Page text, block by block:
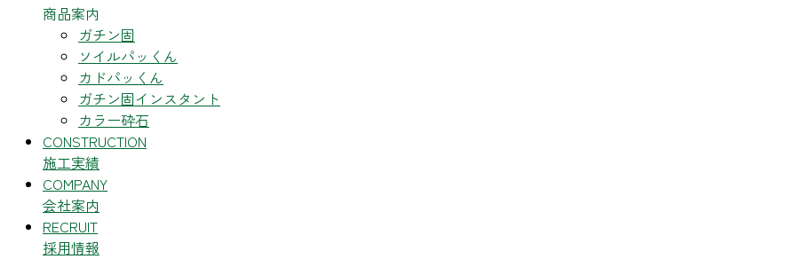
商品案内
ガチン固
ソイルパッくん
カドパッくん
ガチン固インスタント
カラー砕石
CONSTRUCTION
施工実績
COMPANY
会社案内
RECRUIT
採用情報